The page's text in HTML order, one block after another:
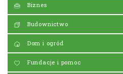
Biznes
Budownictwo
Dom i ogród
Fundacje i pomoc